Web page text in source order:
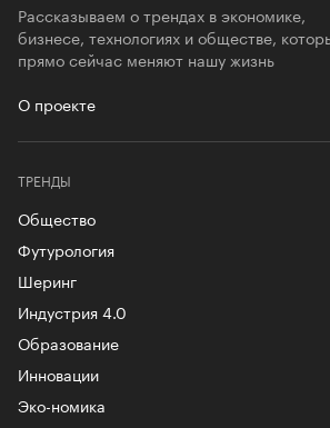
Рассказываем о трендах в экономике,
бизнесе, технологиях и обществе,
прямо сейчас меняют нашу жизнь
О проекте
ТРЕНДЫ
Общество
Футурология
Шеринг
Индустрия 4.0
Образование
Инновации
Эко-номика